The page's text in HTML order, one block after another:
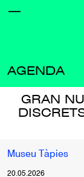
AGENDA
GRAN
Museu Tàpies
20.05.2026